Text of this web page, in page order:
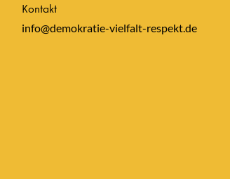
Kontakt
info@demokratie-vielfalt-respekt.de